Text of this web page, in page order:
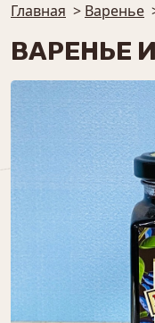
Главная > Варенье
ВАРЕНЬЕ